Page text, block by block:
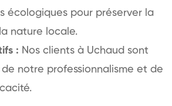
écologiques pour préserver la
nature locale.
: Nos clients à Uchaud sont
notre professionnalisme et de